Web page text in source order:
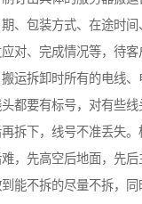
、包装方式、在途时间
对、完成情况等，待客
运拆卸时所有的电线、
都要有标号，对有些
拆下，线号不准丢失
，先高空后地面，先
能不拆的尽量不拆，